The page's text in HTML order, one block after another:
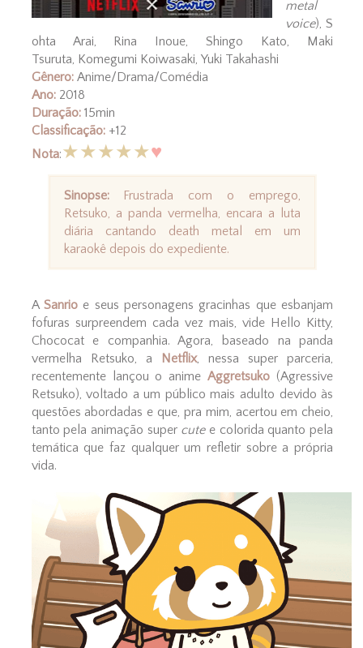
metal
voice), S
ohta Arai, Rina Inoue, Shingo Kato, Maki
Tsuruta, Komegumi Koiwasaki, Yuki Takahashi
Gênero:Anime/Drama/Comédia
Ano: 2018
Duração:15min
Classificação:+12
Nota:★★★★★♥
Sinopse:Frustrada com o emprego,
Retsuko, a panda vermelha, encara a luta
diária cantando death metal em um
karaokê depois do expediente.
A Sanrioe seus personagens gracinhas que esbanjam
fofuras surpreendem cada vez mais, vide Hello Kitty,
Chococat e companhia. Agora, baseado na panda
vermelha Retsuko, a
Netflix, nessa super parceria,
recentemente lançou o animeAggretsuko (Agressive
Retsuko), voltado a um público mais adulto devido às
questões abordadas e que, pra mim, acertou em cheio,
tanto pela animação super cute e colorida quanto pela
temática que faz qualquer um refletir sobre a própria
vida.